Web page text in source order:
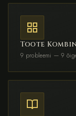
Toote
9 probleemi — 9